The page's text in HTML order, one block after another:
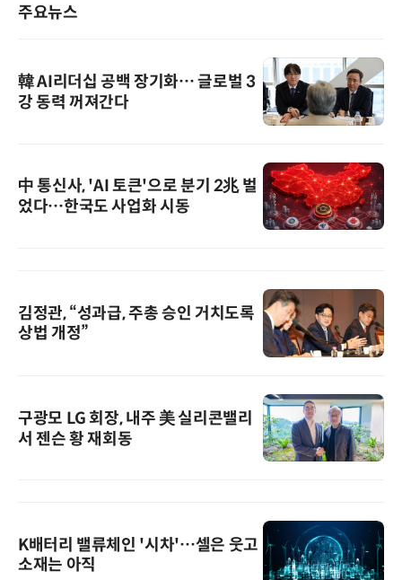
주요뉴스
韓 AI리더십 공백 장기화… 글로벌 3
강 동력 꺼져간다
中 통신사, 'AI 토큰'으로 분기 2兆 벌
었다…한국도 사업화 시동
김정관, “성과급, 주총 승인 거치도록
상법 개정”
구광모 LG 회장, 내주 美 실리콘밸리
서 젠슨 황 재회동
K배터리 밸류체인 '시차'…셀은 웃고
소재는 아직